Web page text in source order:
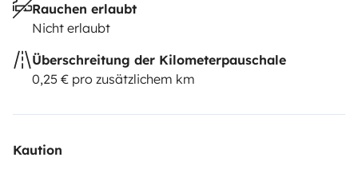
Rauchen erlaubt
Nicht erlaubt
Überschreitung der Kilometerpauschale
0,25 € pro zusätzlichem km
Kaution